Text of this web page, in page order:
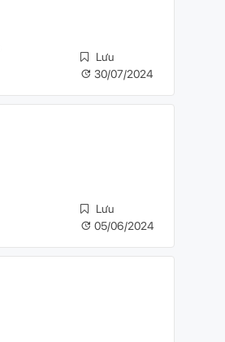
Lưu
30/07/2024
Lưu
05/06/2024